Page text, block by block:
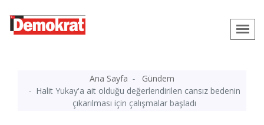
Ana Sayfa
Gündem
Halit Yukay'a ait olduğu değerlendirilen cansız bedenin
çıkarılması için çalışmalar başladı